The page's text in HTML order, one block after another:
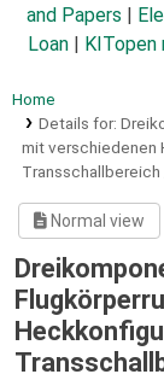
and Papers
Loan
KITopen
Home
Details for:
mit verschiedenen
Transschallbereich
Normal view